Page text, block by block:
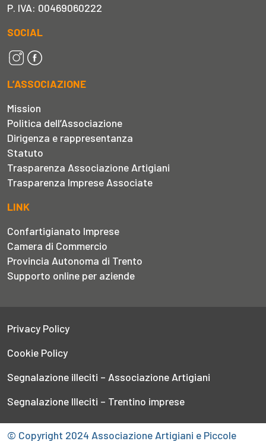
P. IVA: 00469060222
SOCIAL
L’ASSOCIAZIONE
Mission
Politica dell’Associazione
Dirigenza e rappresentanza
Statuto
Trasparenza Associazione Artigiani
Trasparenza Imprese Associate
LINK
Confartigianato Imprese
Camera di Commercio
Provincia Autonoma di Trento
Supporto online per aziende
Privacy Policy
Cookie Policy
Segnalazione illeciti – Associazione Artigiani
Segnalazione Illeciti – Trentino imprese
© Copyright 2024 Associazione Artigiani e Piccole